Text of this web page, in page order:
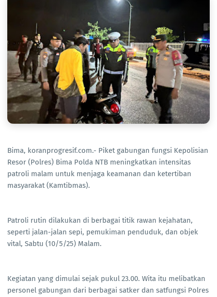
Bima, koranprogresif.com.- Piket gabungan fungsi Kepolisian
Resor (Polres) Bima Polda NTB meningkatkan intensitas
patroli malam untuk menjaga keamanan dan ketertiban
masyarakat (Kamtibmas).
Patroli rutin dilakukan di berbagai titik rawan kejahatan,
seperti jalan-jalan sepi, pemukiman penduduk, dan objek
vital, Sabtu (10/5/25) Malam.
Kegiatan yang dimulai sejak pukul 23.00. Wita itu melibatkan
personel gabungan dari berbagai satker dan satfungsi Polres